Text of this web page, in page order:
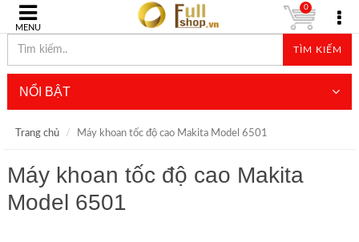
MENU
TÌM KIẾM
0
NỔI BẬT
Trang chủ Máy khoan tốc độ cao Makita Model 6501
Máy khoan tốc độ cao Makita
Model 6501